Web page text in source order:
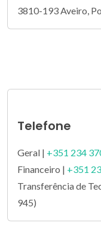
3810-193 Aveiro,
Telefone
Geral | +351 234
Financeiro | +351
Transferência de
945)